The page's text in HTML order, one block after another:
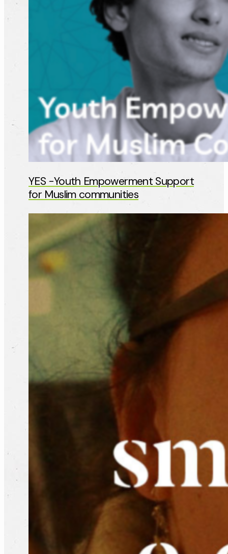
YES -Youth Empowerment Support
for Muslim communities